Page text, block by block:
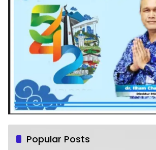
Popular Posts